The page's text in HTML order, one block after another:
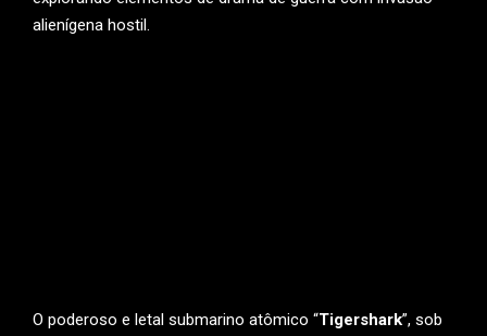
alienígena hostil.
O poderoso e letal submarino atômico “Tigershark”, sob